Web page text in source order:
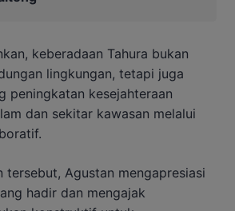
keberadaan Tahura bukan
lingkungan, tetapi juga
peningkatan kesejahteraan
dan sekitar kawasan melalui
tersebut, Agustan mengapresiasi
hadir dan mengajak